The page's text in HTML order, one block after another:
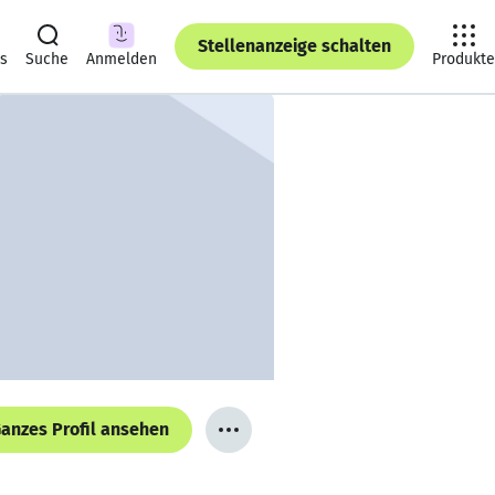
Suche Anmelden
Stellenanzeige schalten
Produkte
Profil ansehen